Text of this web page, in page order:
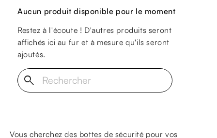
Aucun produit disponible pour le moment
Restez à l'écoute ! D'autres produits seront
affichés ici au fur et à mesure qu'ils seront
ajoutés.
search
Vous cherchez des bottes de sécurité pour vos